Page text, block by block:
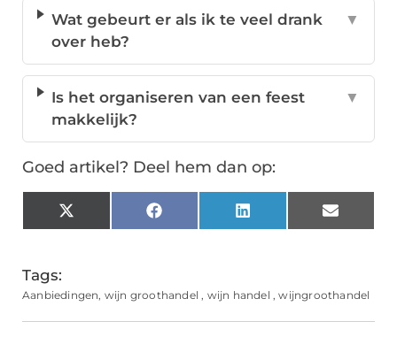
Wat gebeurt er als ik te veel drank
over heb?
▼
Is het organiseren van een feest
makkelijk?
▼
Goed artikel? Deel hem dan op:
X
(Twitter)
Facebook LinkedIn Email
Tags:
Aanbiedingen, wijn groothandel , wijn handel ,wijngroothandel